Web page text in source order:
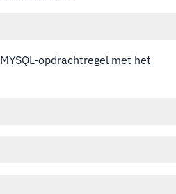
opdrachtregel met het